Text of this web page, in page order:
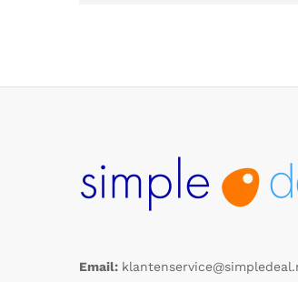
Email: